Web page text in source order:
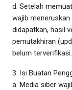
d. Setelah
wajib
didapatkan, hasil
pemutakhiran
belum terverifikasi.
3. Isi Buatan
a. Media siber